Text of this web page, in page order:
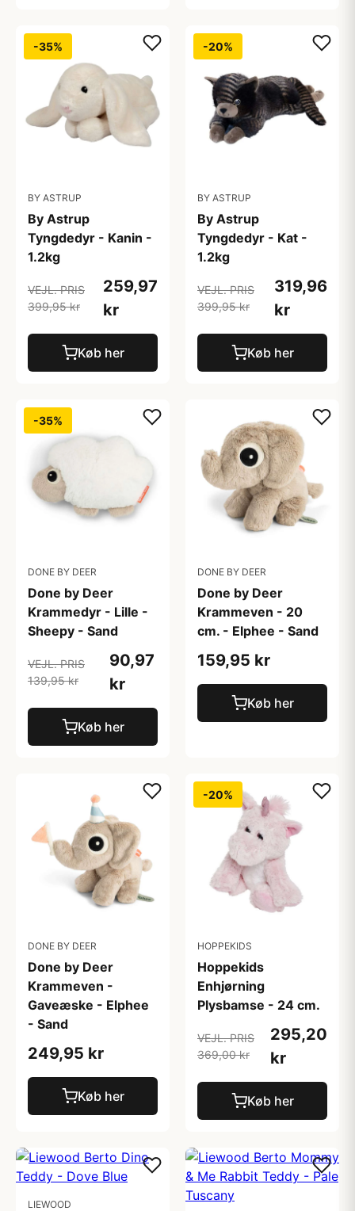
-35%
BY ASTRUP
By Astrup
Tyngdedyr - Kanin -
1.2kg
VEJL. PRIS
399,95 kr
259,97
kr
Køb her
-20%
BY ASTRUP
By Astrup
Tyngdedyr - Kat -
1.2kg
VEJL. PRIS
399,95 kr
319,96
kr
Køb her
-35%
DONE BY DEER
Done by Deer
Krammedyr - Lille -
Sheepy - Sand
VEJL. PRIS
139,95 kr
90,97
kr
Køb her
DONE BY DEER
Done by Deer
Krammeven - 20
cm. - Elphee - Sand
159,95 kr
Køb her
DONE BY DEER
Done by Deer
Krammeven -
Gaveæske - Elphee
- Sand
249,95 kr
Køb her
-20%
HOPPEKIDS
Hoppekids
Enhjørning
Plysbamse - 24 cm.
VEJL. PRIS
369,00 kr
295,20
kr
Køb her
LIEWOOD